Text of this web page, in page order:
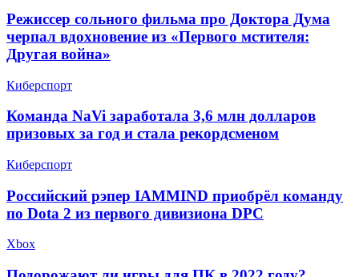
Режиссер сольного фильма про Доктора Дума
черпал вдохновение из «Первого мстителя:
Другая война»
Киберспорт
Команда NaVi заработала 3,6 млн долларов
призовых за год и стала рекордсменом
Киберспорт
​Российский рэпер IAMMIND приобрёл команду
по Dota 2 из первого дивизиона DPC
Xbox